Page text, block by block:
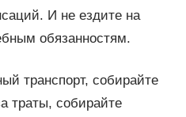
И не ездите на
обязанностям.
транспорт, собирайте
траты, собирайте